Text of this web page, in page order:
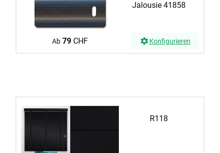
Jalousie 41858
Ab 79 CHF Konfigurieren
R118